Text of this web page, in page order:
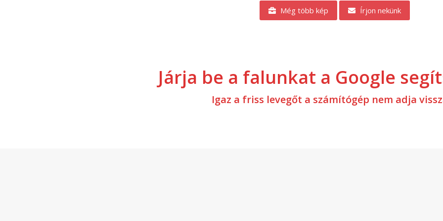
Még több kép Írjon nekünk
Járja be a falunkat a Google
Igaz a friss levegőt a számítógép nem adja